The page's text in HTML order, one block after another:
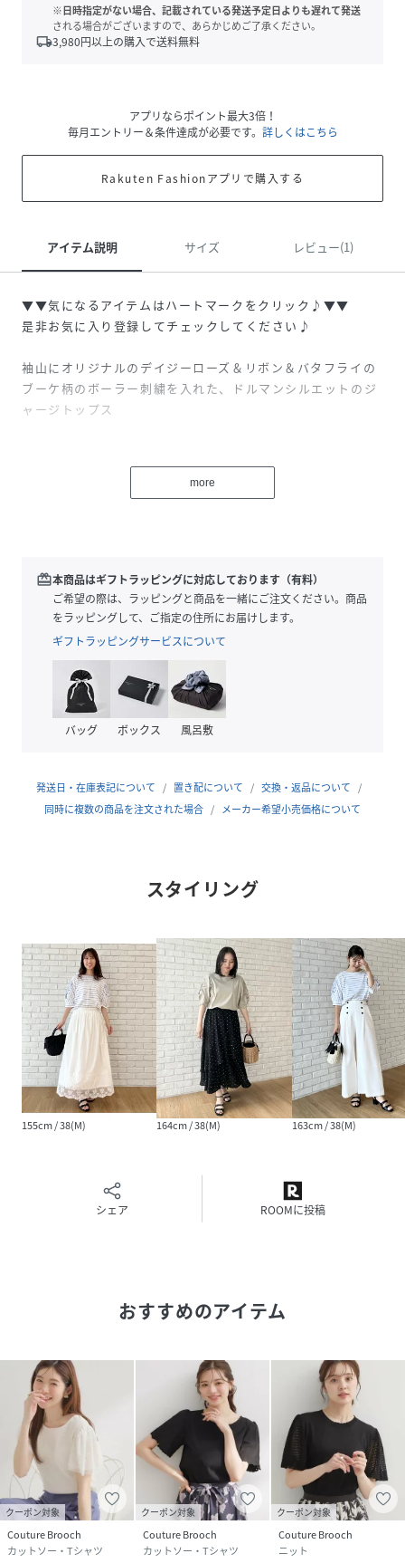
※日時指定がない場合、記載されている発送予定日よりも遅れて発送
される場合がございますので、あらかじめご了承ください。
local_shipping3,980円以上の購入で送料無料
アプリならポイント最大3倍！
毎月エントリー＆条件達成が必要です。 詳しくはこちら
Rakuten Fashionアプリで購入する
アイテム説明 サイズ レビュー(1)
▼▼気になるアイテムはハートマークをクリック♪▼▼
是非お気に入り登録してチェックしてください♪
袖山にオリジナルのデイジーローズ＆リボン＆バタフライの
ブーケ柄のボーラー刺繍を入れた、ドルマンシルエットのジ
ャージトップス
片袖にCBロゴ刺繍入り
初夏からのカジュアルな装いにおすすめの一枚です。
【素材】
キレイ見えする６０シルケットスムースを使用。
バイオウォッシュで柔らかな風合いに仕上げています。
接触冷感・マシンウォッシャブル・UV機能付き
※この製品は、太陽光線中の紫外線（UV）を通しにくくしま
す。この効果は永久的ではありません。
あります。また、パソコン・スマートフォンなどの環境によ
り、若干製品と画像のカラーが異なる場合もございます。
【スタッフコメント】
イント。
ドルマンシルエットで体のラインを拾いにくく、気になる二
の腕や腰まわりも自然にカバーしてくれます。
さりげない刺繍がアクセントになり、シンプルながらも華や
かさをプラスしてくれるトップスです。
【26SSNEWARRIVAL】
【26SSNEWCOLLECTION】
本体：コットン100％ ししゅう糸：ポリエステ
洗濯機洗い可
品番
RP6770_20260150815500
20260150815500-003-36 RP6770
more
redeem本商品はギフトラッピングに対応しております（有料）
ご希望の際は、ラッピングと商品を一緒にご注文ください。商品
をラッピングして、ご指定の住所にお届けします。
ギフトラッピングサービスについて
バッグ ボックス 風呂敷
発送日・在庫表記について 置き配について
交換・返品について
同時に複数の商品を注文された場合
メーカー希望小売価格について
スタイリング
155cm / 38(M) 164cm / 38(M) 163cm / 38(M)
シェア ROOMに投稿
おすすめのアイテム
クーポン対象
Couture Brooch
カットソー・Tシャツ
クーポン対象
Couture Brooch
カットソー・Tシャツ
クーポン対象
Couture Brooch
ニット